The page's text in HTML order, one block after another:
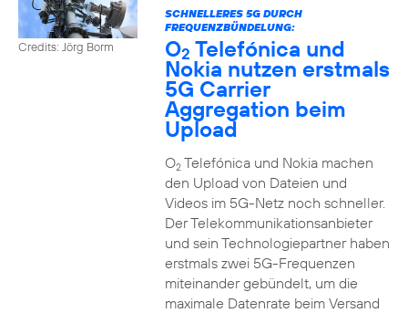
Credits: Jörg Borm
SCHNELLERES 5G DURCH
FREQUENZBÜNDELUNG:
O2 Telefónica und
Nokia nutzen erstmals
5G Carrier
Aggregation beim
Upload
O2Telefónica und Nokia machen
den Upload von Dateien und
Videos im 5G-Netz noch schneller.
Der Telekommunikationsanbieter
und sein Technologiepartner haben
erstmals zwei 5G-Frequenzen
miteinander gebündelt, um die
maximale Datenrate beim Versand